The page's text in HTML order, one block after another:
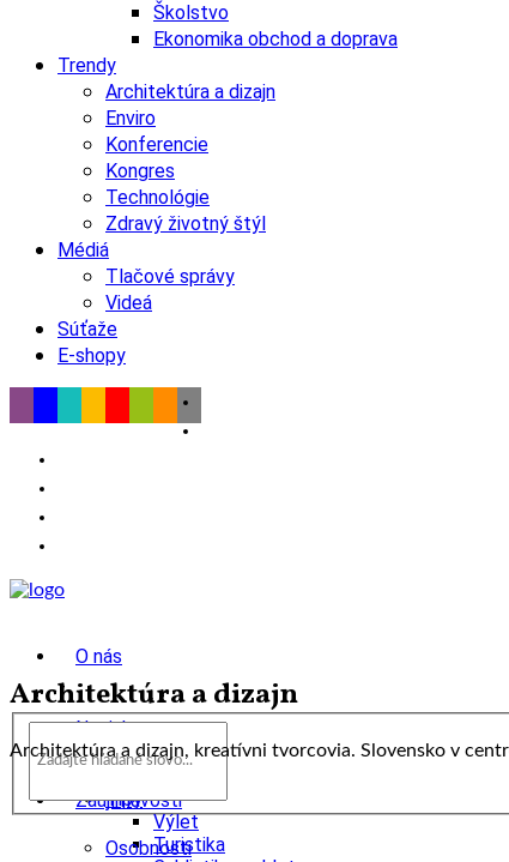
Školstvo
Ekonomika obchod a doprava
Trendy
Architektúra a dizajn
Enviro
Konferencie
Kongres
Technológie
Zdravý životný štýl
Médiá
Tlačové správy
Videá
Súťaže
E-shopy
O nás
Novinky
Tipy
Výlet
Turistika
Zaujímavosti
Osobnosti
Architektúra a dizajn
Architektúra a dizajn, kreatívni tvorcovia. Slovensko v